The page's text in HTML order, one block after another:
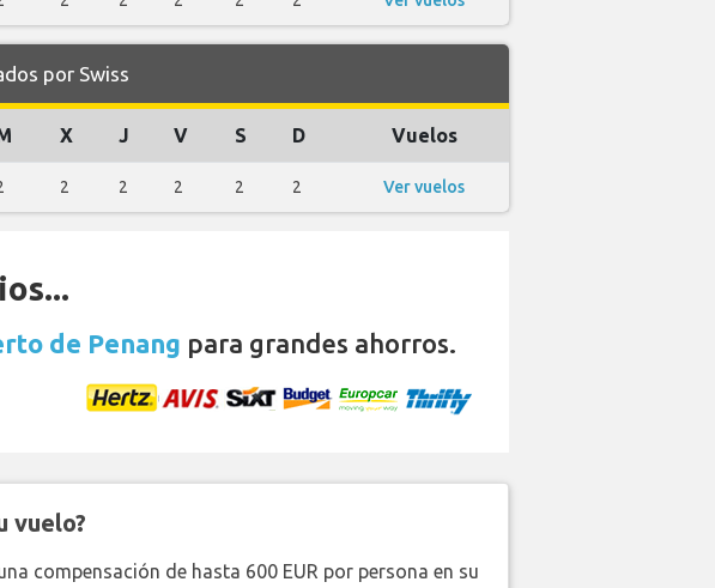
por Swiss
X J V S D Vuelos
2 2 2 2 2 Ver vuelos
de Penang para grandes ahorros.
vuelo?
compensación de hasta 600 EUR por persona en su